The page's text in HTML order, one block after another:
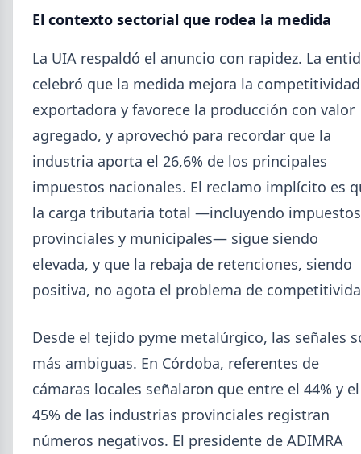
Marzo (6)
Febrero (4)
2025
VER TODO
Cheques rechazados en alza: la cadena de pagos metalúrgica
muestra signos de estrés
Paritaria UOM agosto 2026: sin acuerdo, siguen vigentes los
Día de la Siderurgia: cómo llega el sector al aniversario 78 del
legado de Savio
Perfiles.com.ar abrió su tercera sucursal en zona norte: llegó a
San Isidro
Informe ADIMRA junio 2026: la producción metalúrgica cayó
El contexto sectorial que rodea la medida
La UIA respaldó el anuncio con rapidez. La
celebró que la medida mejora la competitividad
exportadora y favorece la producción con valor
agregado, y aprovechó para recordar que la
industria aporta el 26,6% de los principales
impuestos nacionales. El reclamo implícito es
la carga tributaria total —incluyendo impuestos
provinciales y municipales— sigue siendo
elevada, y que la rebaja de retenciones, siendo
positiva, no agota el problema de
Desde el tejido pyme metalúrgico, las señales
más ambiguas. En Córdoba, referentes de
cámaras locales señalaron que entre el 44% y el
45% de las industrias provinciales registran
números negativos. El presidente de ADIMRA